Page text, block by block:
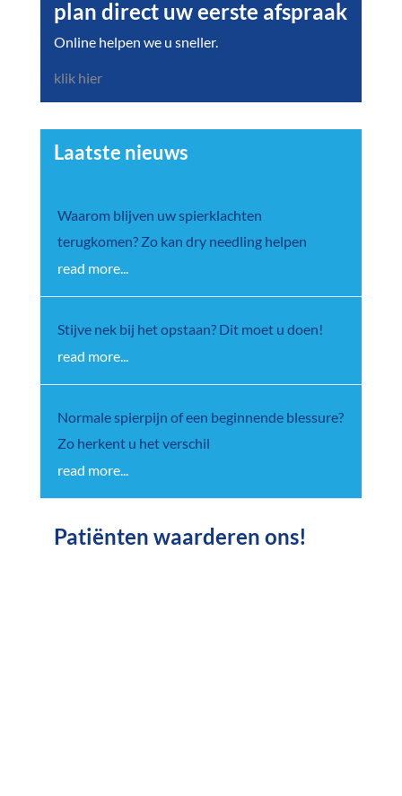
plan direct uw eerste afspraak
Online helpen we u sneller.
klik hier
Laatste nieuws
Waarom blijven uw spierklachten
terugkomen? Zo kan dry needling helpen
read more...
Stijve nek bij het opstaan? Dit moet u doen!
read more...
Normale spierpijn of een beginnende blessure?
Zo herkent u het verschil
read more...
Patiënten waarderen ons!